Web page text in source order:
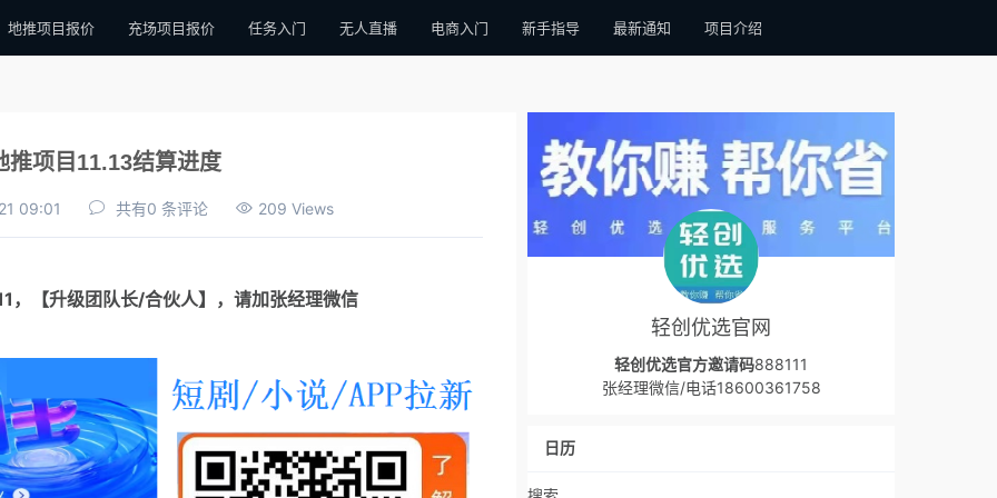
地推项目报价 充场项目报价 任务入门 无人直播 电商入门 新手指导 最新通知 项目介绍
推项目11.13结算进度
09:01 共有0 条评论 209 Views
，【升级团队长/合伙人】，请加张经理微信
轻创优选官网
轻创优选官方邀请码888111
张经理微信/电话18600361758
日历